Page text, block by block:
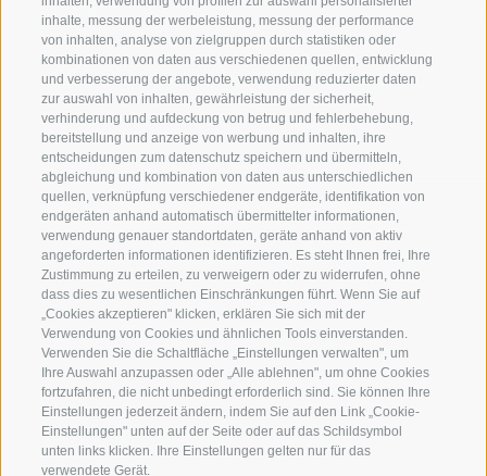
inhalte, messung der werbeleistung, messung der performance
von inhalten, analyse von zielgruppen durch statistiken oder
kombinationen von daten aus verschiedenen quellen, entwicklung
und verbesserung der angebote, verwendung reduzierter daten
zur auswahl von inhalten, gewährleistung der sicherheit,
verhinderung und aufdeckung von betrug und fehlerbehebung,
bereitstellung und anzeige von werbung und inhalten, ihre
entscheidungen zum datenschutz speichern und übermitteln,
abgleichung und kombination von daten aus unterschiedlichen
quellen, verknüpfung verschiedener endgeräte, identifikation von
endgeräten anhand automatisch übermittelter informationen,
verwendung genauer standortdaten, geräte anhand von aktiv
angeforderten informationen identifizieren. Es steht Ihnen frei, Ihre
Zustimmung zu erteilen, zu verweigern oder zu widerrufen, ohne
dass dies zu wesentlichen Einschränkungen führt. Wenn Sie auf
„Cookies akzeptieren" klicken, erklären Sie sich mit der
Verwendung von Cookies und ähnlichen Tools einverstanden.
Verwenden Sie die Schaltfläche „Einstellungen verwalten", um
Ihre Auswahl anzupassen oder „Alle ablehnen", um ohne Cookies
fortzufahren, die nicht unbedingt erforderlich sind. Sie können Ihre
Einstellungen jederzeit ändern, indem Sie auf den Link „Cookie-
Einstellungen" unten auf der Seite oder auf das Schildsymbol
unten links klicken. Ihre Einstellungen gelten nur für das
verwendete Gerät.
FERIENREGION RATSCHINGS
JAUFENTAL
RATSCHINGS
RIDNAUNTAL
BERGBAHNEN
SKISCHULE RATSCHINGS
LUISL'S SKISCHULE IN RATSCHINGS
MENGE
SKIFAHREN
WANDERN
HOCHALPINE
BIKEN
LANGLAUFEN
FOLGE UNS AUF SOCIAL MEDIA